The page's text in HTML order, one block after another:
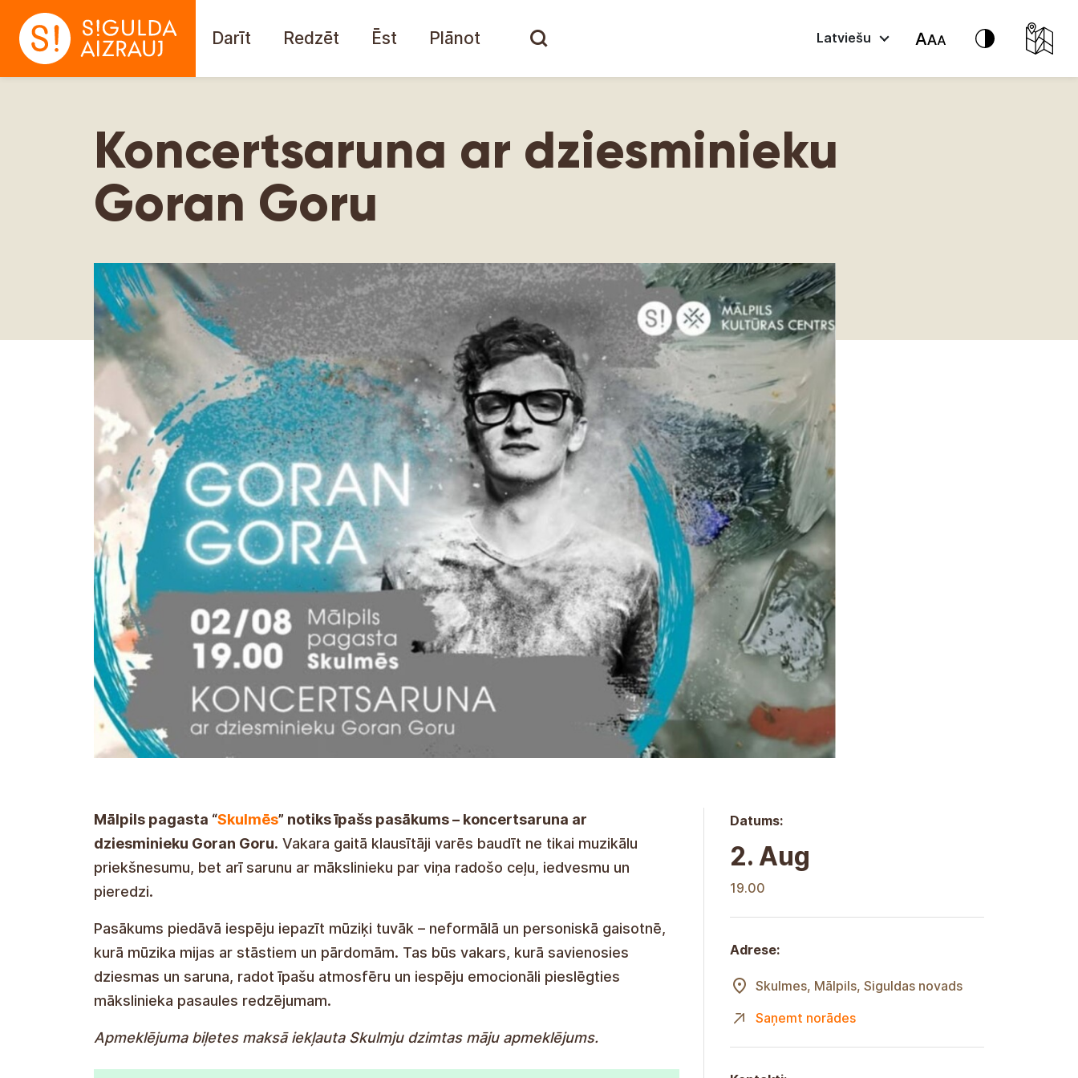
Darīt Redzēt Ēst Plānot Latviešu
Koncertsaruna ar dziesminieku
Goran Goru
Mālpils pagasta “Skulmēs” notiks īpašs pasākums – koncertsaruna ar
dziesminieku Goran Goru. Vakara gaitā klausītāji varēs baudīt ne tikai muzikālu
priekšnesumu, bet arī sarunu ar mākslinieku par viņa radošo ceļu, iedvesmu un
pieredzi.
Pasākums piedāvā iespēju iepazīt mūziķi tuvāk – neformālā un personiskā gaisotnē,
kurā mūzika mijas ar stāstiem un pārdomām. Tas būs vakars, kurā savienosies
dziesmas un saruna, radot īpašu atmosfēru un iespēju emocionāli pieslēgties
mākslinieka pasaules redzējumam.
Apmeklējuma biļetes maksā iekļauta Skulmju dzimtas māju apmeklējums.
Datums:
2. Aug
19.00
Adrese:
Skulmes, Mālpils, Siguldas novads
Saņemt norādes